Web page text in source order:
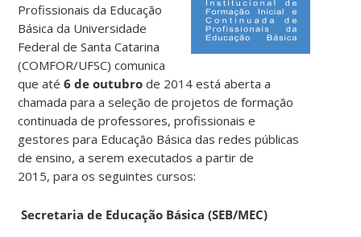
Profissionais da Educação
Básica da Universidade
Federal de Santa Catarina
(COMFOR/UFSC) comunica
que até 6 de outubro de 2014 está aberta a
chamada para a seleção de projetos de formação
continuada de professores, profissionais e
gestores para Educação Básica das redes públicas
de ensino, a serem executados a partir de
2015, para os seguintes cursos:
Secretaria de Educação Básica (SEB/MEC)